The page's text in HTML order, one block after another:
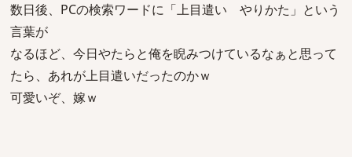
数日後、PCの検索ワードに「上目遣い やりかた」という
言葉が
なるほど、今日やたらと俺を睨みつけているなぁと思って
たら、あれが上目遣いだったのかｗ
可愛いぞ、嫁ｗ